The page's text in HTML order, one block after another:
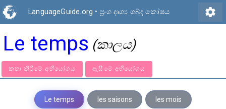
LanguageGuide.org • ප්‍රංශ දෘශ්‍ය ශබ්ද කෝෂය settings
Le temps (කාලය)
කතා කිරීමේ අභියෝගය ඇසීමේ අභියෝගය
Le temps les saisons les mois